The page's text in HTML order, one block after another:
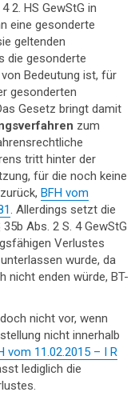
2. HS GewStG in
eine gesonderte
geltenden
die gesonderte
Bedeutung ist, für
gesonderten
Gesetz bringt damit
zum
tritt hinter der
für die noch keine
BFH vom
. Allerdings setzt die
Abs. 2 S. 4 GewStG
Verlustes
wurde, da
enden würde, BT-
nicht vor, wenn
nicht innerhalb
vom 11.02.2015 – I R
lediglich die